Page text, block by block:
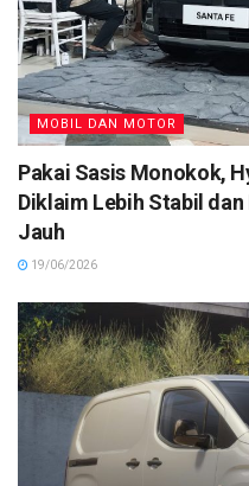
MOBIL DAN MOTOR
Pakai Sasis Monokok,
Diklaim Lebih Stabil
Jauh
19/06/2026